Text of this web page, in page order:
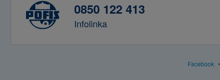
0850 122 413
Infolinka
Facebook